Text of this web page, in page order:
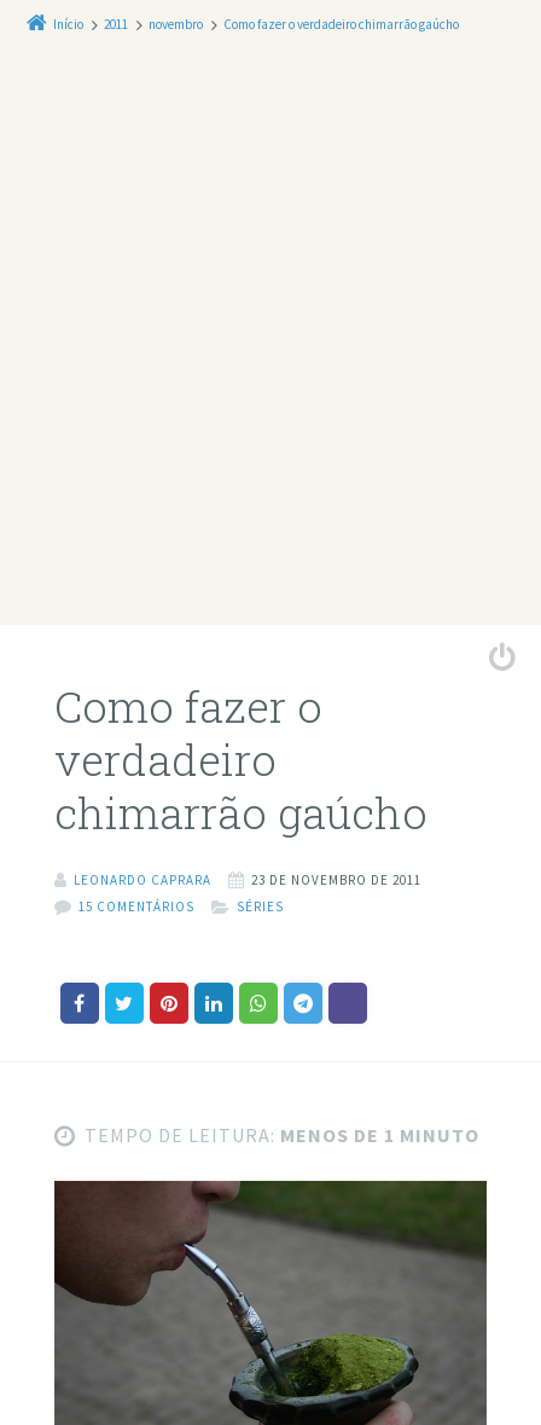
Início 2011 novembro Como fazer o verdadeiro chimarrão gaúcho
Como fazer o
verdadeiro
chimarrão gaúcho
LEONARDO CAPRARA
23 DE NOVEMBRO DE 2011
15 COMENTÁRIOS
SÉRIES
TEMPO DE LEITURA: MENOS DE 1 MINUTO